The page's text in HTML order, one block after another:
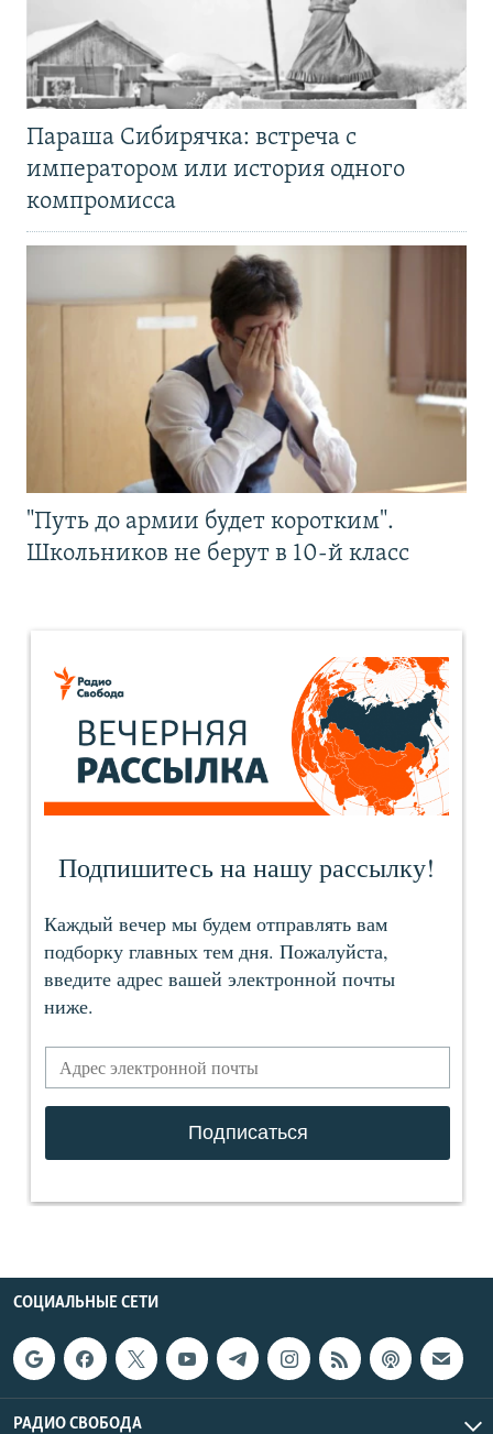
Параша Сибирячка: встреча с
императором или история одного
компромисса
"Путь до армии будет коротким".
Школьников не берут в 10-й класс
СОЦИАЛЬНЫЕ СЕТИ
РАДИО СВОБОДА